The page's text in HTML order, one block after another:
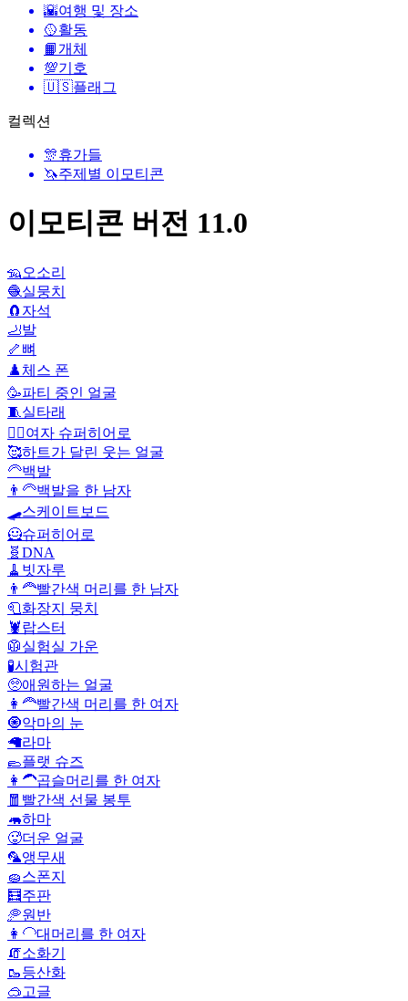
🌇여행 및 장소
🥎활동
📙개체
💯기호
🇺🇸플래그
컬렉션
🎊휴가들
🦄주제별 이모티콘
이모티콘 버전 11.0
🦡오소리
🧶실뭉치
🧲 자석
🦶발
🦴 뼈
♟️ 체스 폰
🥳파티 중인 얼굴
🧵 실타래
🦸‍♀️여자 슈퍼히어로
🥰하트가 달린 웃는 얼굴
🦳백발
👨‍🦳백발을 한 남자
🛹스케이트보드
🦸슈퍼히어로
🧬 DNA
🧹 빗자루
👨‍🦰빨간색 머리를 한 남자
🧻화장지 뭉치
🦞랍스터
🥼실험실 가운
🧪시험관
🥺애원하는 얼굴
👩‍🦰빨간색 머리를 한 여자
🧿악마의 눈
🦙라마
🥿플랫 슈즈
👩‍🦱곱슬머리를 한 여자
🧧 빨간색 선물 봉투
🦛하마
🥵더운 얼굴
🦜앵무새
🧽스폰지
🧮주판
🥏원반
👩‍🦲대머리를 한 여자
🧯소화기
🥾등산화
🥽고글